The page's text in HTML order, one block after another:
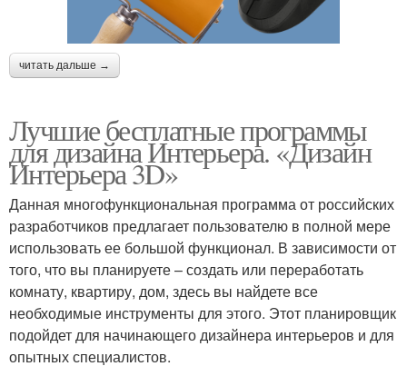
читать дальше →
Лучшие бесплатные программы
для дизайна Интерьера. «Дизайн
Интерьера 3D»
Данная многофункциональная программа от российских
разработчиков предлагает пользователю в полной мере
использовать ее большой функционал. В зависимости от
того, что вы планируете – создать или переработать
комнату, квартиру, дом, здесь вы найдете все
необходимые инструменты для этого. Этот планировщик
подойдет для начинающего дизайнера интерьеров и для
опытных специалистов.